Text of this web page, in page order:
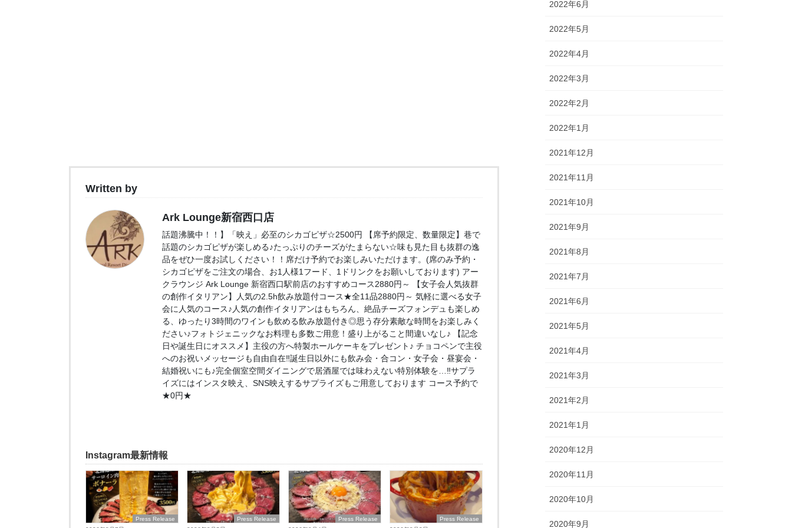
Written by
Ark Lounge新宿西口店
話題沸騰中！！】「映え」必至のシカゴピザ☆2500円 【席予約限定、数量限定】巷で
話題のシカゴピザが楽しめる♪たっぷりのチーズがたまらない☆味も見た目も抜群の逸
品をぜひ一度お試しください！！席だけ予約でお楽しみいただけます。(席のみ予約・
シカゴピザをご注文の場合、お1人様1フード、1ドリンクをお願いしております) アー
クラウンジ Ark Lounge 新宿西口駅前店のおすすめコース2880円～ 【女子会人気抜群
の創作イタリアン】人気の2.5h飲み放題付コース★全11品2880円～ 気軽に選べる女子
会に人気のコース♪人気の創作イタリアンはもちろん、絶品チーズフォンデュも楽しめ
る、ゆったり3時間のワインも飲める飲み放題付き◎思う存分素敵な時間をお楽しみく
ださい♪フォトジェニックなお料理も多数ご用意！盛り上がること間違いなし♪ 【記念
日や誕生日にオススメ】主役の方へ特製ホールケーキをプレゼント♪ チョコペンで主役
へのお祝いメッセージも自由自在‼誕生日以外にも飲み会・合コン・女子会・昼宴会・
結婚祝いにも♪完全個室空間ダイニングで居酒屋では味わえない特別体験を…‼サプラ
イズにはインスタ映え、SNS映えするサプライズもご用意しております コース予約で
★0円★
Instagram最新情報
Press Release
Press Release
Press Release
Press Release
2022年6月
2022年5月
2022年4月
2022年3月
2022年2月
2022年1月
2021年12月
2021年11月
2021年10月
2021年9月
2021年8月
2021年7月
2021年6月
2021年5月
2021年4月
2021年3月
2021年2月
2021年1月
2020年12月
2020年11月
2020年10月
2020年9月